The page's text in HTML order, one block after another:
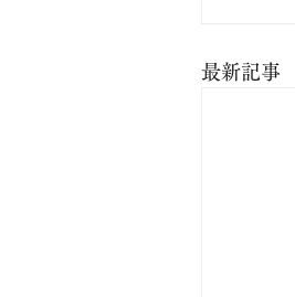
最新記事